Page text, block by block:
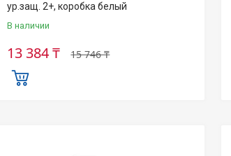
ур.защ. 2+, коробка белый
В наличии
15 746 ₸
13 384 ₸